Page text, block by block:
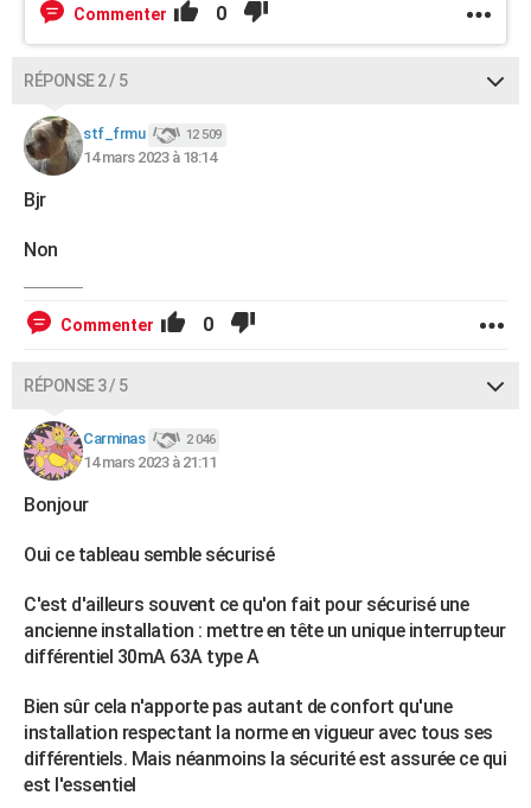
Commenter 0
RÉPONSE 2 / 5
stf_frmu 12 509
14 mars 2023 à 18:14
Bjr
Non
Commenter 0
RÉPONSE 3 / 5
Carminas 2 046
14 mars 2023 à 21:11
Bonjour
Oui ce tableau semble sécurisé
C'est d'ailleurs souvent ce qu'on fait pour sécurisé une
ancienne installation : mettre en tête un unique interrupteur
différentiel 30mA 63A type A
Bien sûr cela n'apporte pas autant de confort qu'une
installation respectant la norme en vigueur avec tous ses
différentiels. Mais néanmoins la sécurité est assurée ce qui
est l'essentiel